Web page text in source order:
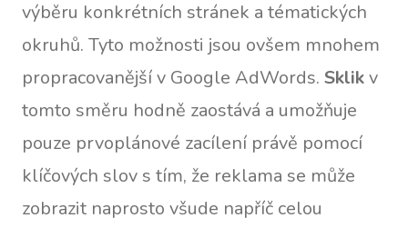
výběru konkrétních stránek a tématických
okruhů. Tyto možnosti jsou ovšem mnohem
propracovanější v Google AdWords. Sklikv
tomto směru hodně zaostává a umožňuje
pouze prvoplánové zacílení právě pomocí
klíčových slov s tím, že reklama se může
zobrazit naprosto všude napříč celou